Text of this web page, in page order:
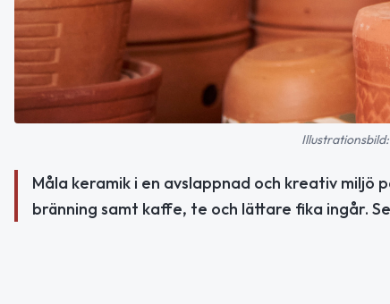
Måla keramik i en avslappnad och kreativ
bränning samt kaffe, te och lättare fika ingår.